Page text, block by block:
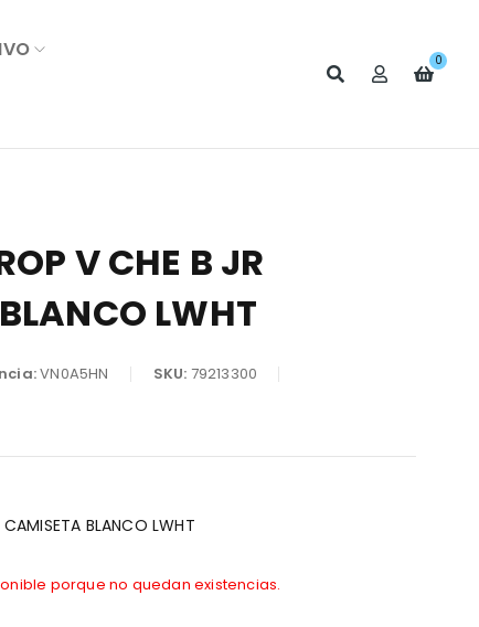
0
V CHE B JR
LWHT
VN0A5HN SKU: 79213300
BLANCO LWHT
porque no quedan existencias.